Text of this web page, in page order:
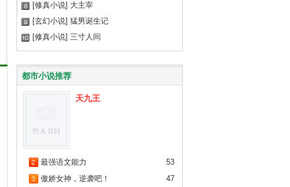
[修真小说] 大主宰
[玄幻小说] 猛男诞生记
[修真小说] 三寸人间
都市小说推荐
天九王
53
最强语文能力
47
傲娇女神，逆袭吧！